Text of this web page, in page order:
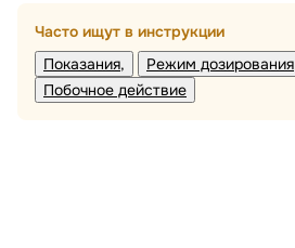
Часто ищут в инструкции
Показания
Режим дозирования
Побочное действие